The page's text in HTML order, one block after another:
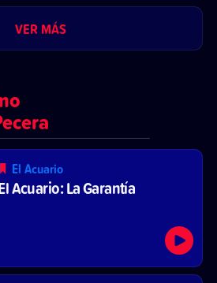
VER MÁS
El Acuario
Acuario: La Garantía